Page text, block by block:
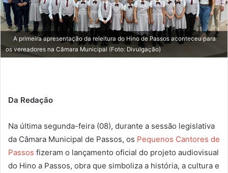
A primeira apresentação da releitura do Hino de Passos aconteceu para
os vereadores na Câmara Municipal (Foto: Divulgação)
Da Redação
Na última segunda-feira (08), durante a sessão legislativa
da Câmara Municipal de Passos, os Pequenos Cantores de
Passos fizeram o lançamento oficial do projeto audiovisual
do Hino a Passos, obra que simboliza a história, a cultura e